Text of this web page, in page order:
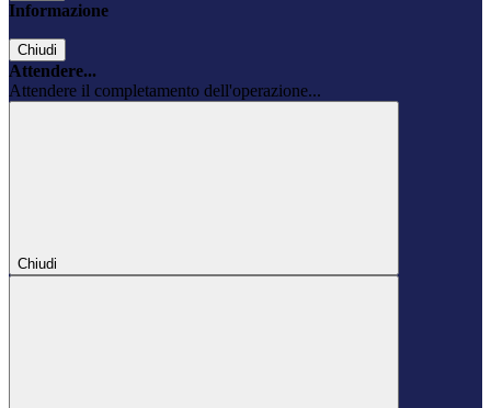
Informazione
Chiudi
Attendere...
Attendere il completamento dell'operazione...
Chiudi